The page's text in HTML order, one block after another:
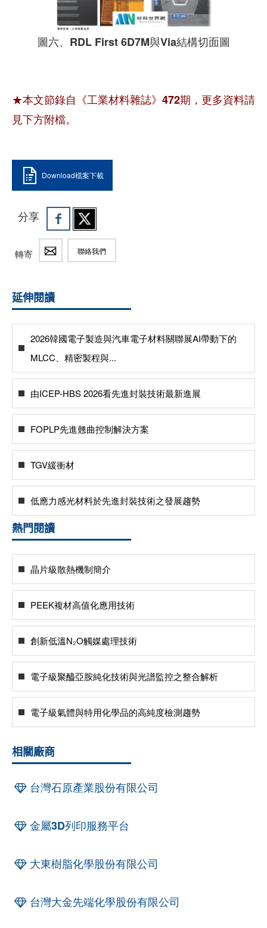
圖六、RDL First 6D7M與Via結構切面圖
★本文節錄自《工業材料雜誌》472期，更多資料請
見下方附檔。
Download檔案下載
分享
轉寄 聯絡我們
延伸閱讀
2026韓國電子製造與汽車電子材料關聯展AI帶動下的
MLCC、精密製程與...
由ICEP-HBS 2026看先進封裝技術最新進展
FOPLP先進翹曲控制解決方案
TGV緩衝材
低應力感光材料於先進封裝技術之發展趨勢
熱門閱讀
晶片級散熱機制簡介
PEEK複材高值化應用技術
創新低溫N₂O觸媒處理技術
電子級聚醯亞胺純化技術與光譜監控之整合解析
電子級氣體與特用化學品的高純度檢測趨勢
相關廠商
台灣石原產業股份有限公司
金屬3D列印服務平台
大東樹脂化學股份有限公司
台灣大金先端化學股份有限公司